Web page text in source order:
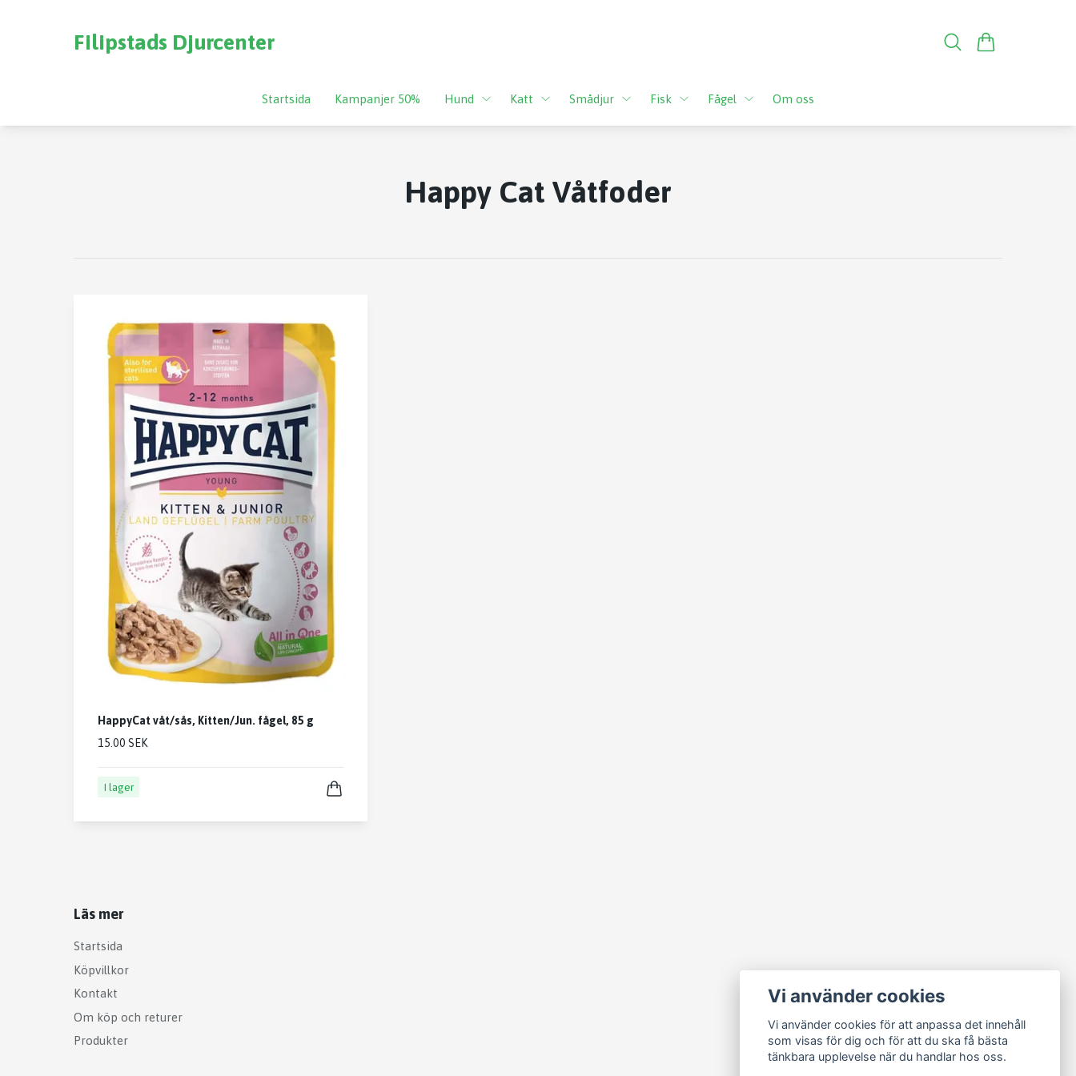
Filipstads Djurcenter
Startsida Kampanjer 50% Hund Katt Smådjur Fisk Fågel Om oss
Happy Cat Våtfoder
HappyCat våt/sås, Kitten/Jun. fågel, 85 g
15.00 SEK
I lager
Läs mer
Startsida
Köpvillkor
Kontakt
Om köp och returer
Produkter
Vi använder cookies
Vi använder cookies för att anpassa det innehåll
som visas för dig och för att du ska få bästa
tänkbara upplevelse när du handlar hos oss.